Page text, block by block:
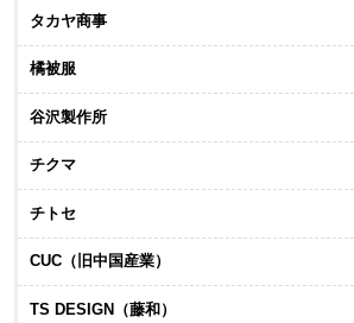
タカヤ商事
橘被服
谷沢製作所
チクマ
チトセ
CUC（旧中国産業）
TS DESIGN（藤和）